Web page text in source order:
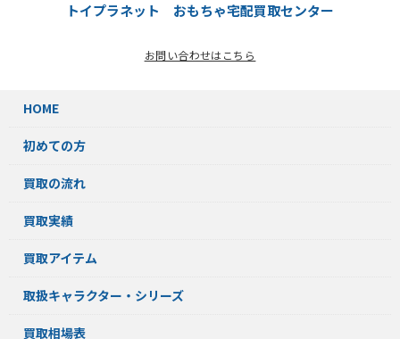
トイプラネット おもちゃ宅配買取センター
お問い合わせはこちら
HOME
初めての方
買取の流れ
買取実績
買取アイテム
取扱キャラクター・シリーズ
買取相場表